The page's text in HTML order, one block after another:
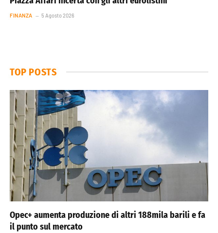
FINANZA 5 Agosto 2026
TOP POSTS
Opec+ aumenta produzione di altri 188mila barili e fa
il punto sul mercato